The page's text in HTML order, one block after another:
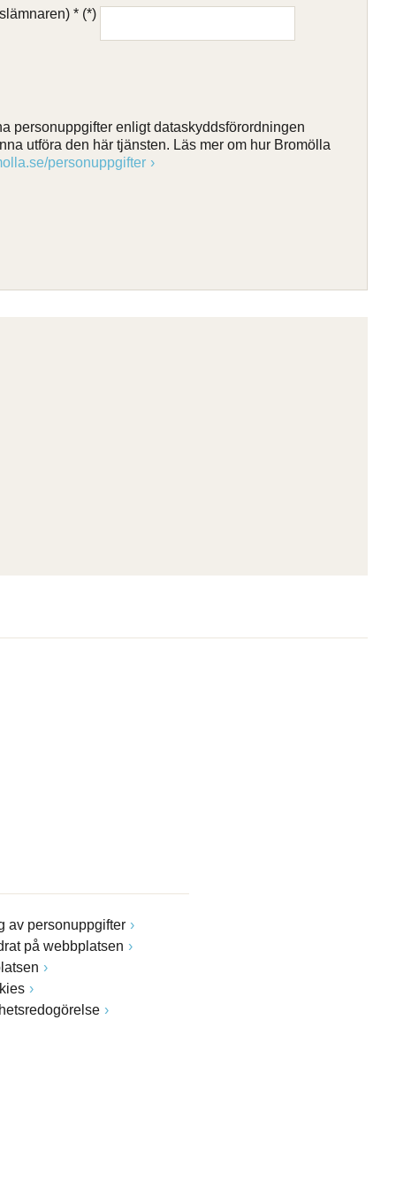
*
personuppgifter enligt dataskyddsförordningen
utföra den här tjänsten. Läs mer om hur Bromölla
personuppgifter
av personuppgifter
på webbplatsen